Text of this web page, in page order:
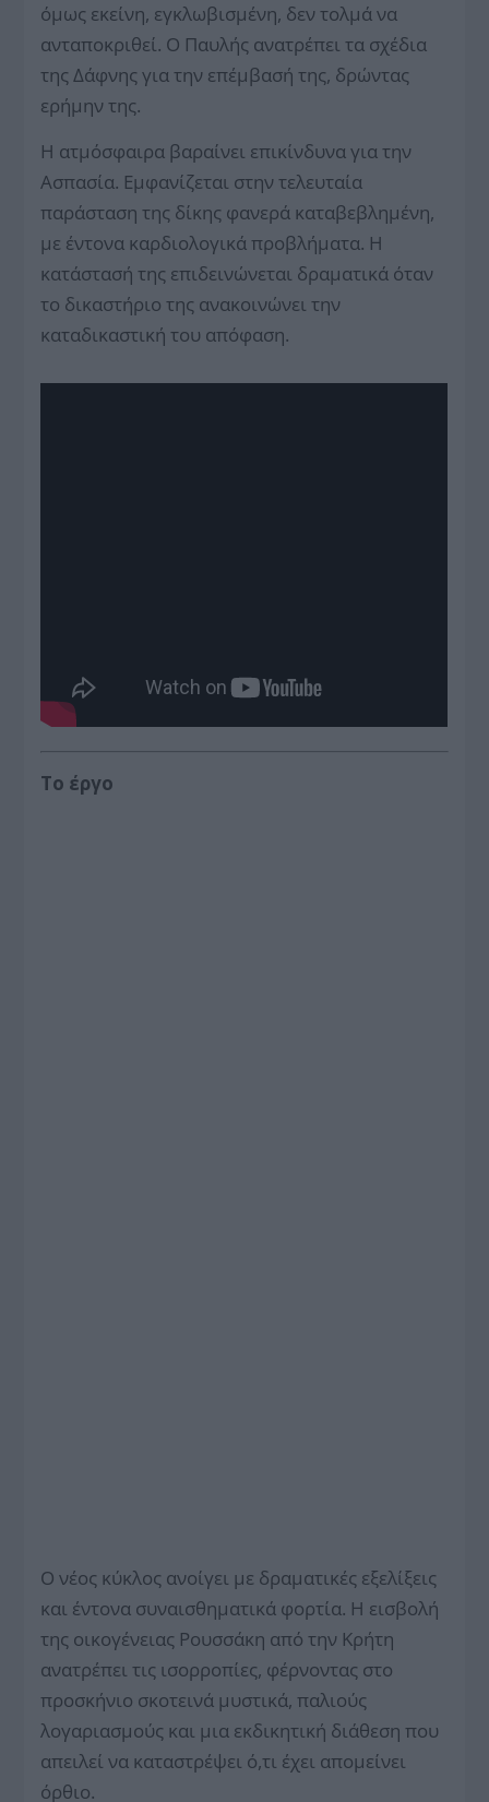
όμως εκείνη, εγκλωβισμένη, δεν τολμά να
ανταποκριθεί. Ο Παυλής ανατρέπει τα σχέδια
της Δάφνης για την επέμβασή της, δρώντας
ερήμην της.
Η ατμόσφαιρα βαραίνει επικίνδυνα για την
Ασπασία. Εμφανίζεται στην τελευταία
παράσταση της δίκης φανερά καταβεβλημένη,
με έντονα καρδιολογικά προβλήματα. Η
κατάστασή της επιδεινώνεται δραματικά όταν
το δικαστήριο της ανακοινώνει την
καταδικαστική του απόφαση.
Το έργο
Ο νέος κύκλος ανοίγει με δραματικές εξελίξεις
και έντονα συναισθηματικά φορτία. Η εισβολή
της οικογένειας Ρουσσάκη από την Κρήτη
ανατρέπει τις ισορροπίες, φέρνοντας στο
προσκήνιο σκοτεινά μυστικά, παλιούς
λογαριασμούς και μια εκδικητική διάθεση που
απειλεί να καταστρέψει ό,τι έχει απομείνει
όρθιο.